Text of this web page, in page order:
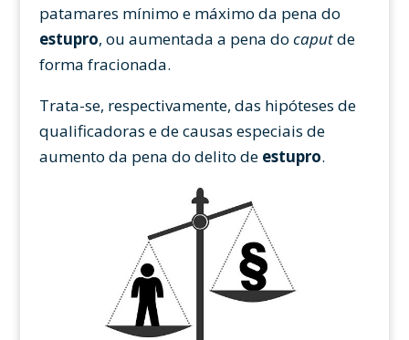
patamares mínimo e máximo da pena do
estupro, ou aumentada a pena do caputde
forma fracionada.
Trata-se, respectivamente, das hipóteses de
qualificadoras e de causas especiais de
aumento da pena do delito de estupro.